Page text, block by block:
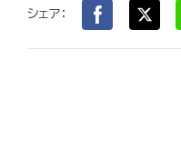
シェア：